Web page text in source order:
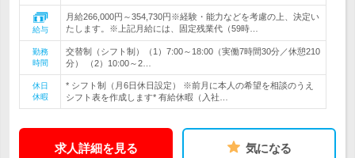
給与
月給266,000円～354,730円※経験・能力などを考慮の上、決定い
たします。※上記月給には、固定残業代（59時…
勤務
時間
交替制（シフト制）（1）7:00～18:00（実働7時間30分／休憩210
分） （2）10:00～2…
休日
休暇
* シフト制（月6日休日設定） ※前月に本人の希望を相談のうえ
シフト表を作成します* 有給休暇（入社…
求人詳細を見る 気になる